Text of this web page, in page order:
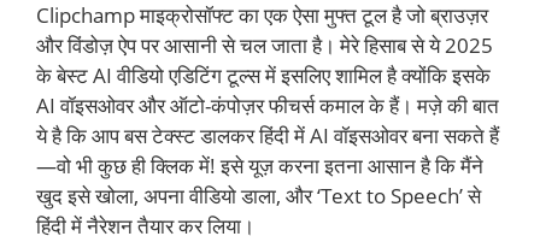
Clipchamp माइक्रोसॉफ्ट का एक ऐसा मुफ्त टूल है जो ब्राउज़र
और विंडोज़ ऐप पर आसानी से चल जाता है। मेरे हिसाब से ये 2025
के बेस्ट AI वीडियो एडिटिंग टूल्स में इसलिए शामिल है क्योंकि इसके
AI वॉइसओवर और ऑटो-कंपोज़र फीचर्स कमाल के हैं। मज़े की बात
ये है कि आप बस टेक्स्ट डालकर हिंदी में AI वॉइसओवर बना सकते हैं
—वो भी कुछ ही क्लिक में! इसे यूज़ करना इतना आसान है कि मैंने
खुद इसे खोला, अपना वीडियो डाला, और ‘Text to Speech’ से
हिंदी में नैरेशन तैयार कर लिया।